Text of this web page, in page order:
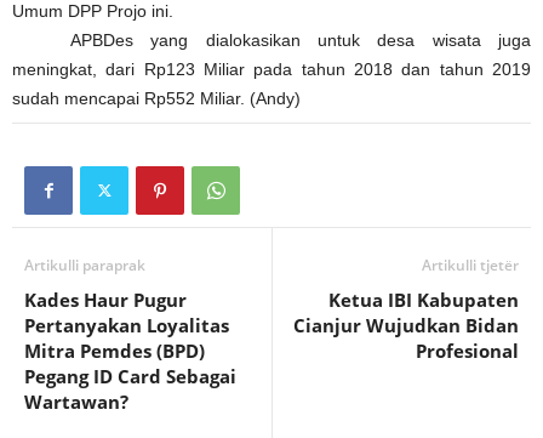
Umum DPP Projo ini.
APBDes yang dialokasikan untuk desa wisata juga
meningkat, dari Rp123 Miliar pada tahun 2018 dan tahun 2019
sudah mencapai Rp552 Miliar. (Andy)
Artikulli paraprak
Kades Haur Pugur
Pertanyakan Loyalitas
Mitra Pemdes (BPD)
Pegang ID Card Sebagai
Wartawan?
Artikulli tjetër
Ketua IBI Kabupaten
Cianjur Wujudkan Bidan
Profesional